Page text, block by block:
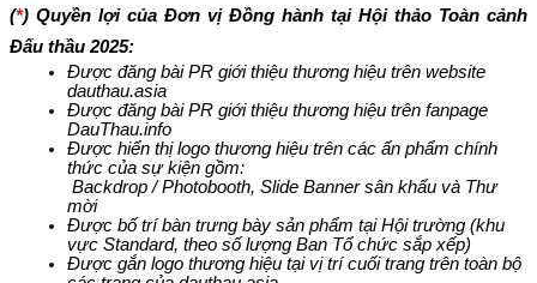
(*) Quyền lợi của Đơn vị Đồng hành tại Hội thảo Toàn cảnh
Đấu thầu 2025:
Được đăng bài PR giới thiệu thương hiệu trên website
dauthau.asia
Được đăng bài PR giới thiệu thương hiệu trên fanpage
DauThau.info
Được hiển thị logo thương hiệu trên các ấn phẩm chính
thức của sự kiện gồm:
mời
Được bố trí bàn trưng bày sản phẩm tại Hội trường (khu
vực Standard, theo số lượng Ban Tổ chức sắp xếp)
Được gắn logo thương hiệu tại vị trí cuối trang trên toàn bộ